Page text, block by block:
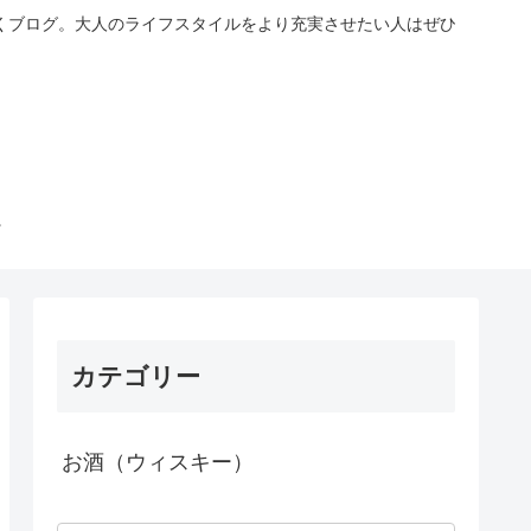
ログ。大人のライフスタイルをより充実させたい人はぜひ
カテゴリー
お酒（ウィスキー）